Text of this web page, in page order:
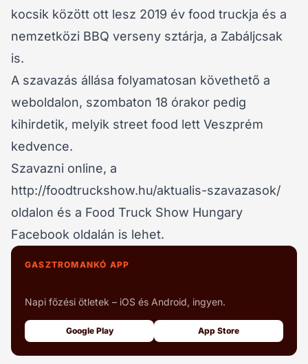
kocsik között ott lesz 2019 év food truckja és a
nemzetközi BBQ verseny sztárja, a Zabáljcsak
is.
A szavazás állása folyamatosan követhető a
weboldalon, szombaton 18 órakor pedig
kihirdetik, melyik street food lett Veszprém
kedvence.
Szavazni online, a
http://foodtruckshow.hu/aktualis-szavazasok/
oldalon és a Food Truck Show Hungary
Facebook oldalán is lehet.
GASZTROMANKÓ APP
Napi főzési ötletek – iOS és Android, ingyen.
Google Play App Store